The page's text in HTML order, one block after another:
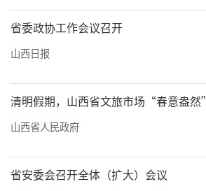
省委政协工作会议召开
山西日报
清明假期，山西省文旅市场“春意盎然”
山西省人民政府
省安委会召开全体（扩大）会议